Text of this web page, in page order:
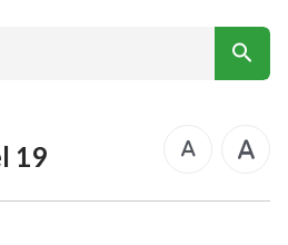
Nehemia
19